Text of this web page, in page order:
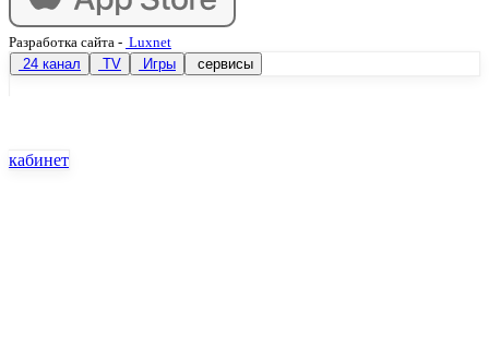
Разработка сайта - Luxnet
24 канал
TV Игры сервисы
кабинет